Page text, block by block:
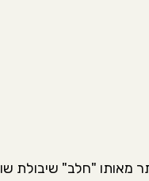
מאותו "חלב" שיבולת